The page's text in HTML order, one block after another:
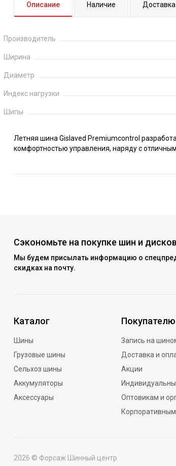
Описание Наличие Доставка
Производитель
Ширина
Диаметр
Индекс нагрузки
Шипы
Летняя шина Gislaved Premiumcontrol
комфортностью управления, наряду с
Сэкономьте на покупке шин и дисков
Мы будем присылать информацию о
скидках на почту.
Каталог
Шины
Грузовые шины
Сельхоз шины
Аккумуляторы
Аксессуары
Покупателю
Запись на
Доставка и
Акции
Оптовикам и
2026 © Форсаж Шинный центр